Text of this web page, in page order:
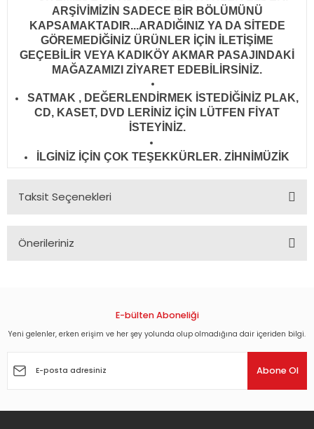
ARŞİVİMİZİN SADECE BİR BÖLÜMÜNÜ
KAPSAMAKTADIR...ARADIĞINIZ YA DA SİTEDE
GÖREMEDİĞİNİZ ÜRÜNLER İÇİN İLETİŞİME
GEÇEBİLİR VEYA KADIKÖY AKMAR PASAJINDAKİ
MAĞAZAMIZI ZİYARET EDEBİLİRSİNİZ.
SATMAK , DEĞERLENDİRMEK İSTEDİĞİNİZ PLAK,
CD, KASET, DVD LERİNİZ İÇİN LÜTFEN FİYAT
İSTEYİNİZ.
İLGİNİZ İÇİN ÇOK TEŞEKKÜRLER. ZİHNİMÜZİK
Taksit Seçenekleri
Önerileriniz
Görüş ve önerileriniz için teşekkür ederiz.
Ürün açıklamasında eksik bilgiler bulunuyor.
E-bülten Aboneliği
Yeni gelenler, erken erişim ve her şey yolunda olup olmadığına dair içeriden bilgi.
Abone Ol